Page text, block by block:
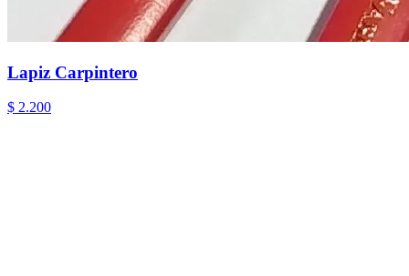
Lapiz Carpintero
$ 2.200